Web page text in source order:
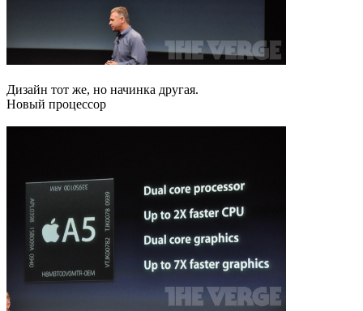
Дизайн тот же, но начинка другая.
Новый процессор